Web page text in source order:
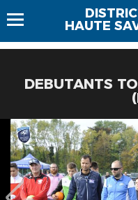
HAUTE
DEBUTANTS